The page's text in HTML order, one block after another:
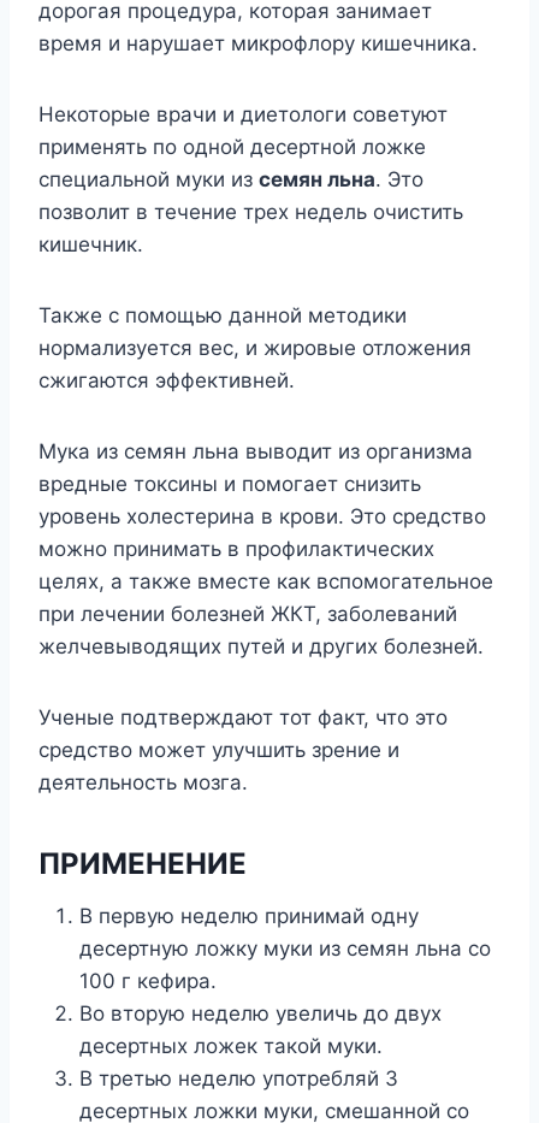
дорогая процедура, которая занимает
время и нарушает микрофлору кишечника.
Некоторые врачи и диетологи советуют
применять по одной десертной ложке
специальной муки из семян льна. Это
позволит в течение трех недель очистить
кишечник.
Также с помощью данной методики
нормализуется вес, и жировые отложения
сжигаются эффективней.
Мука из семян льна выводит из организма
вредные токсины и помогает снизить
уровень холестерина в крови. Это средство
можно принимать в профилактических
целях, а также вместе как вспомогательное
при лечении болезней ЖКТ, заболеваний
желчевыводящих путей и других болезней.
Ученые подтверждают тот факт, что это
средство может улучшить зрение и
деятельность мозга.
ПРИМЕНЕНИЕ
В первую неделю принимай одну
десертную ложку муки из семян льна со
100 г кефира.
Во вторую неделю увеличь до двух
десертных ложек такой муки.
В третью неделю употребляй 3
десертных ложки муки, смешанной со